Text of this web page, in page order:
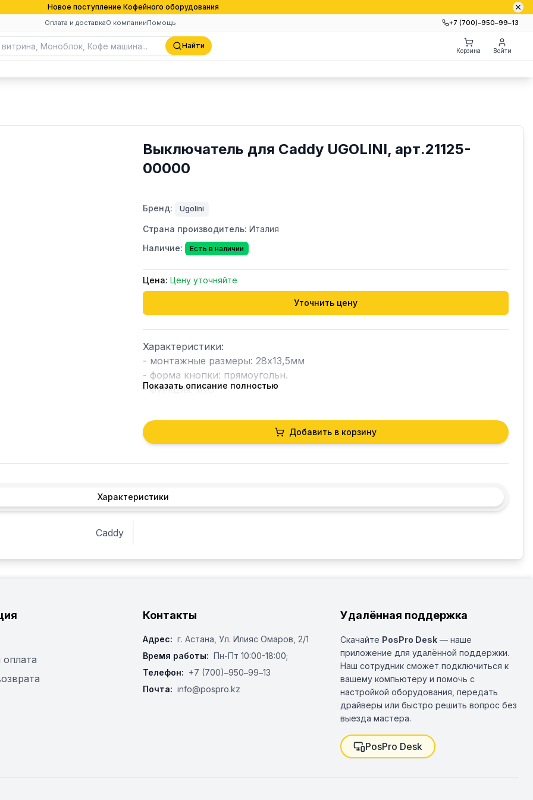
Новое поступление Кофейного оборудования
Оплата и доставкаО компанииПомощь +7 (700)‒950‒99‒13
Найти
Корзина Войти
Выключатель для Caddy UGOLINI, арт.21125-
00000
Бренд: Ugolini
Страна производитель: Италия
Наличие:
Есть в наличии
Цена: Цену уточняйте
Уточнить цену
Характеристики:
- монтажные размеры: 28x13,5мм
- форма кнопки: прямоугольн.
- функция: 1NO
- напряжение: 250 В
- переключающая мощность: 16 А
- символ: 0-I
- присоединение: плоский штекер 6,3 мм
21125-00000 - UGOLINI
Показать описание полностью
Добавить в корзину
Характеристики
Caddy
Контакты
Адрес: г. Астана, ​Ул. Илияс Омаров, 2/1
Время работы: Пн-Пт 10:00-18:00;
Телефон: +7 (700)‒950‒99‒13
Почта: info@pospro.kz
Удалённая поддержка
Скачайте PosPro Desk — наше
приложение для удалённой поддержки.
Наш сотрудник сможет подключиться к
вашему компьютеру и помочь с
настройкой оборудования, передать
драйверы или быстро решить вопрос без
выезда мастера.
PosPro Desk